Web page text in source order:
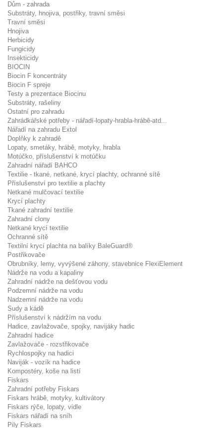
Dům - zahrada
Substráty, hnojiva, postřiky, travní směsi
Travní směsi
Hnojiva
Herbicidy
Fungicidy
Insekticidy
BIOCIN
Biocin F koncentráty
Biocin F spreje
Testy a prezentace Biocinu
Substráty, rašeliny
Ostatní pro zahradu
Zahrádkářské potřeby - nářadí-lopaty-hrabla-hrábě-atd...
Nářadí na zahradu Extol
Doplňky k zahradě
Lopaty, smetáky, hrábě, motyky, hrabla
Motúčko, příslušenství k motúčku
Zahradní nářadí BAHCO
Textilie - tkané, netkané, krycí plachty, ochranné sítě
Příslušenství pro textilie a plachty
Netkané mulčovací textilie
Krycí plachty
Tkané zahradní textilie
Zahradní clony
Netkané krycí textilie
Ochranné sítě
Textilní krycí plachta na balíky BaleGuard®
Postřikovače
Obrubníky, lemy, vyvýšené záhony, stavebnice FlexiElement
Nádrže na vodu a kapaliny
Zahradní nádrže na dešťovou vodu
Podzemní nádrže na vodu
Nadzemní nádrže na vodu
Sudy a kádě
Příslušenství k nádržím na vodu
Hadice, zavlažovače, spojky, navijáky hadic
Zahradní hadice
Zavlažovače - rozstřikovače
Rychlospojky na hadici
Naviják - vozík na hadice
Kompostéry, koše na listí
Fiskars
Zahradní potřeby Fiskars
Fiskars hrábě, motyky, kultivátory
Fiskars rýče, lopaty, vidle
Fiskars nářadí na sníh
Pily Fiskars